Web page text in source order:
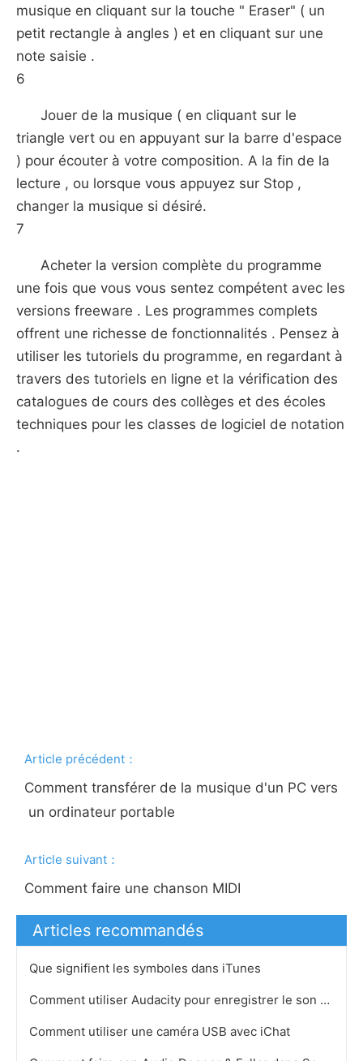
musique en cliquant sur la touche " Eraser" ( un
petit rectangle à angles ) et en cliquant sur ​​une
note saisie .
6
Jouer de la musique ( en cliquant sur le
triangle vert ou en appuyant sur la barre d'espace
) pour écouter à votre composition. A la fin de la
lecture , ou lorsque vous appuyez sur Stop ,
changer la musique si désiré.
7
Acheter la version complète du programme
une fois que vous vous sentez compétent avec les
versions freeware . Les programmes complets
offrent une richesse de fonctionnalités . Pensez à
utiliser les tutoriels du programme, en regardant à
travers des tutoriels en ligne et la vérification des
catalogues de cours des collèges et des écoles
techniques pour les classes de logiciel de notation
.
Article précédent：
Comment transférer de la musique d'un PC vers
un ordinateur portable
Article suivant：
Comment faire une chanson MIDI
Articles recommandés
Que signifient les symboles dans iTunes
Comment utiliser Audacity pour enregistrer le son des haut-parleurs
Comment utiliser une caméra USB avec iChat